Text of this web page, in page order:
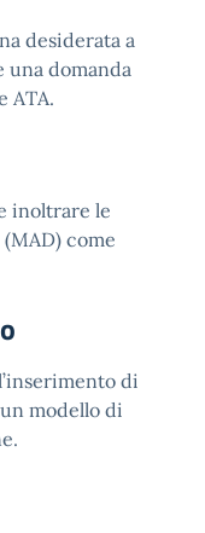
desiderata a
una domanda
ATA.
inoltrare le
come
di
modello di